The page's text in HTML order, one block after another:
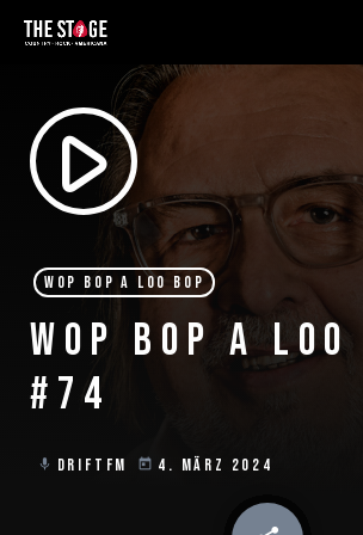
play_arrow
WOP BOP A LOO BOP
WOP BOP A LOO
#74
mic DRIFTFM today 4. MÄRZ 2024